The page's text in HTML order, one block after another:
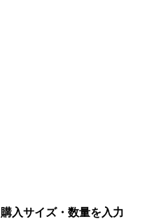
購入サイズ・数量を入力